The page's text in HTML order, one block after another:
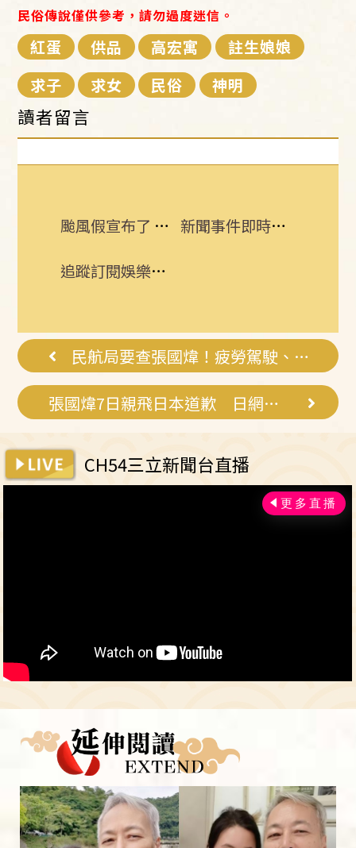
民俗傳說僅供參考，請勿過度迷信。
紅蛋 供品 高宏寓
註生娘娘
求子
求女 民俗 神明
讀者留言
颱風假宣布了 明「新竹縣8校」停課不停班 新聞事件即時更新 所有消息一手掌握！
追蹤訂閱娛樂星聞 給你最即時的娛樂星鮮事
民航局要查張國煒！疲勞駕駛、超時執勤？
張國煒7日親飛日本道歉 日網挺爆星宇
CH54三立新聞台直播